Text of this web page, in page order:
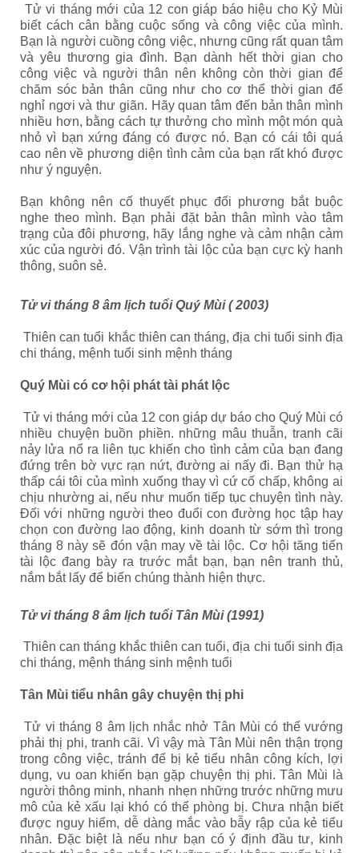
Tử vi tháng mới của 12 con giáp báo hiệu cho Kỷ Mùi
biết cách cân bằng cuộc sống và công việc của mình.
Bạn là người cuồng công việc, nhưng cũng rất quan tâm
và yêu thương gia đình. Bạn dành hết thời gian cho
công việc và người thân nên không còn thời gian để
chăm sóc bản thân cũng như cho cơ thể thời gian để
nghỉ ngơi và thư giãn. Hãy quan tâm đến bản thân mình
nhiều hơn, bằng cách tự thưởng cho mình một món quà
nhỏ vì bạn xứng đáng có được nó. Bạn có cái tôi quá
cao nên về phương diện tình cảm của bạn rất khó được
như ý nguyện.
Bạn không nên cố thuyết phục đối phương bắt buộc
nghe theo mình. Bạn phải đặt bản thân mình vào tâm
trạng của đôi phương, hãy lắng nghe và cảm nhận cảm
xúc của người đó. Vận trình tài lộc của bạn cực kỳ hanh
thông, suôn sẻ.
Tử vi tháng 8 âm lịch tuổi Quý Mùi ( 2003)
Thiên can tuổi khắc thiên can tháng, địa chi tuổi sinh địa
chi tháng, mệnh tuổi sinh mệnh tháng
Quý Mùi có cơ hội phát tài phát lộc
Tử vi tháng mới của 12 con giáp dự báo cho Quý Mùi có
nhiều chuyện buồn phiền. những mâu thuẫn, tranh cãi
nảy lửa nổ ra liên tục khiến cho tình cảm của bạn đang
đứng trên bờ vực rạn nứt, đường ai nấy đi. Bạn thử hạ
thấp cái tôi của mình xuống thay vì cứ cố chấp, không ai
chịu nhường ai, nếu như muốn tiếp tục chuyện tình này.
Đối với những người theo đuổi con đường học tập hay
chọn con đường lao động, kinh doanh từ sớm thì trong
tháng 8 này sẽ đón vận may về tài lộc. Cơ hội tăng tiến
tài lộc đang bày ra trước mắt bạn, bạn nên tranh thủ,
nắm bắt lấy để biến chúng thành hiện thực.
Tử vi tháng 8 âm lịch tuổi Tân Mùi (1991)
Thiên can tháng khắc thiên can tuổi, địa chi tuổi sinh địa
chi tháng, mệnh tháng sinh mệnh tuổi
Tân Mùi tiểu nhân gây chuyện thị phi
Tử vi tháng 8 âm lịch nhắc nhở Tân Mùi có thể vướng
phải thị phi, tranh cãi. Vì vậy mà Tân Mùi nên thận trọng
trong công việc, tránh để bị kẻ tiểu nhân công kích, lợi
dụng, vu oan khiến bạn gặp chuyện thị phi. Tân Mùi là
người thông minh, nhanh nhẹn những trước những mưu
mô của kẻ xấu lại khó có thể phòng bị. Chưa nhận biết
được nguy hiểm, dễ dàng mắc vào bẫy rập của kẻ tiểu
nhân. Đặc biệt là nếu như bạn có ý định đầu tư, kinh